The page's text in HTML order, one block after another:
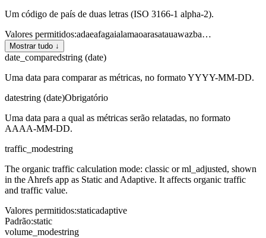
Um código de país de duas letras (ISO 3166-1 alpha-2).
Valores permitidos:adaeafagaialamaoarasatauawazba…
Mostrar tudo ↓
date_comparedstring (date)
Uma data para comparar as métricas, no formato YYYY-MM-DD.
datestring (date)Obrigatório
Uma data para a qual as métricas serão relatadas, no formato
AAAA-MM-DD.
traffic_modestring
The organic traffic calculation mode: classic or ml_adjusted, shown
in the Ahrefs app as Static and Adaptive. It affects organic traffic
and traffic value.
Valores permitidos:staticadaptive
Padrão:static
volume_modestring